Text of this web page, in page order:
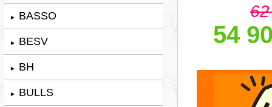
► BASSO
► BESV
► BH
► BULLS
54